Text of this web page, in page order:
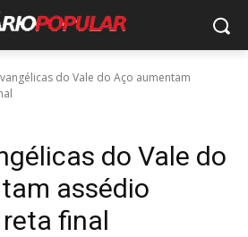
do Vale do Aço aumentam
do Vale do
assédio
final